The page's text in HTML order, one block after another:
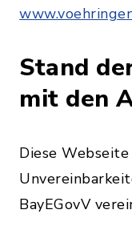
Stand
mit den
Diese
BayEGovV